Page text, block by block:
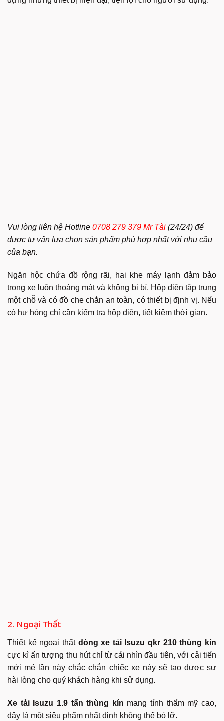
Vui lòng liên hệ Hotline 0708 279 379 Mr Tài (24/24) để
được tư vấn lựa chọn sản phẩm phù hợp nhất với nhu cầu
của bạn.
Ngăn hộc chứa đồ rộng rãi, hai khe máy lạnh đảm bảo
trong xe luôn thoáng mát và không bị bí. Hộp điện tập trung
một chỗ và có đồ che chắn an toàn, có thiết bị định vị. Nếu
có hư hỏng chỉ cần kiểm tra hộp điện, tiết kiệm thời gian.
2. Ngoại Thất
Thiết kế ngoại thất dòng xe tải Isuzu qkr 210 thùng kín
cực kì ấn tượng thu hút chỉ từ cái nhìn đầu tiên, với cải tiến
mới mẻ lần này chắc chắn chiếc xe này sẽ tạo được sự
hài lòng cho quý khách hàng khi sử dụng.
Xe tải Isuzu 1.9 tấn thùng kín mang tính thẩm mỹ cao,
đây là một siêu phẩm nhất định không thể bỏ lỡ.